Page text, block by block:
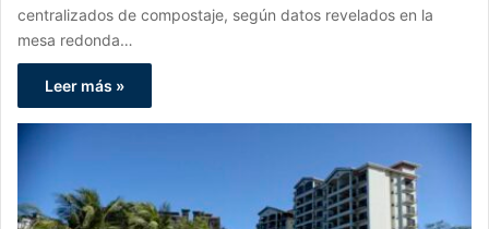
centralizados de compostaje, según datos revelados en la
mesa redonda…
Leer más »